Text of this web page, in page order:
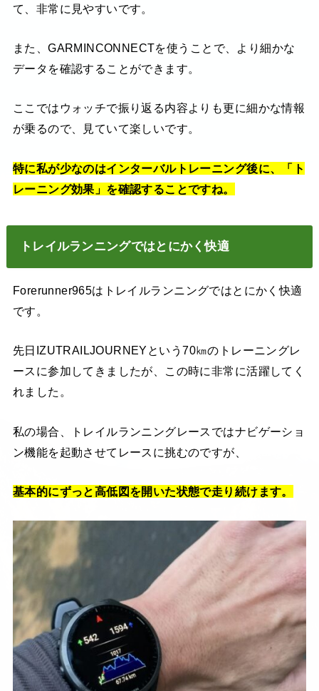
て、非常に見やすいです。
また、GARMINCONNECTを使うことで、より細かな
データを確認することができます。
ここではウォッチで振り返る内容よりも更に細かな情報
が乗るので、見ていて楽しいです。
特に私が少なのはインターバルトレーニング後に、「ト
レーニング効果」を確認することですね。
トレイルランニングではとにかく快適
Forerunner965はトレイルランニングではとにかく快適
です。
先日IZUTRAILJOURNEYという70㎞のトレーニングレ
ースに参加してきましたが、この時に非常に活躍してく
れました。
私の場合、トレイルランニングレースではナビゲーショ
ン機能を起動させてレースに挑むのですが、
基本的にずっと高低図を開いた状態で走り続けます。